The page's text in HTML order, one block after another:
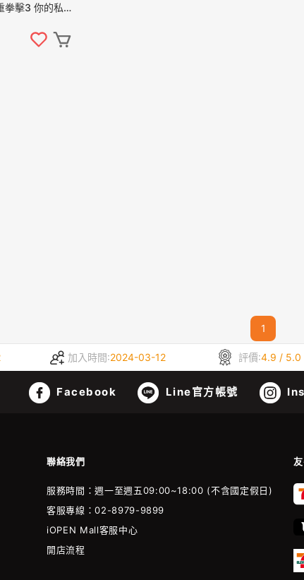
拳擊3 你的私
搖桿帽】健身
1
加入時間:2024-03-12 評價:4.9 / 5.0
Facebook Line官方帳號
聯絡我們
服務時間：週一至週五09:00~18:00 (不含國定假日)
客服專線：02-8979-9899
iOPEN Mall客服中心
開店流程